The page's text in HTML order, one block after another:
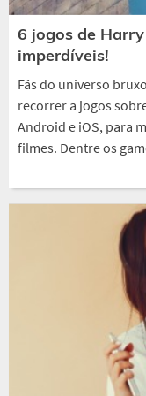
6 jogos de
imperdíveis!
Fãs do universo
recorrer a jogos
Android e iOS, para
filmes. Dentre os